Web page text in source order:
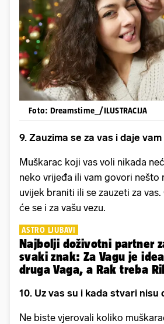
Foto: Dreamstime_/ILUSTRACIJA
9. Zauzima se za vas i daje
Muškarac koji vas voli nikada
neko vrijeđa ili vam govori nešto
uvijek braniti ili se zauzeti za
će se i za vašu vezu.
ASTRO LJUBAVI
Najbolji doživotni partner
svaki znak: Za Vagu je
druga Vaga, a Rak treba
10. Uz vas su i kada stvari nisu
Ne biste vjerovali koliko